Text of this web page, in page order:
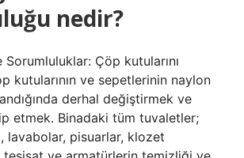
nedir?
Çöp kutularını
kutularının ve sepetlerinin naylon
derhal değiştirmek ve
etmek. Binadaki tüm tuvaletler;
lavabolar, pisuarlar, klozet